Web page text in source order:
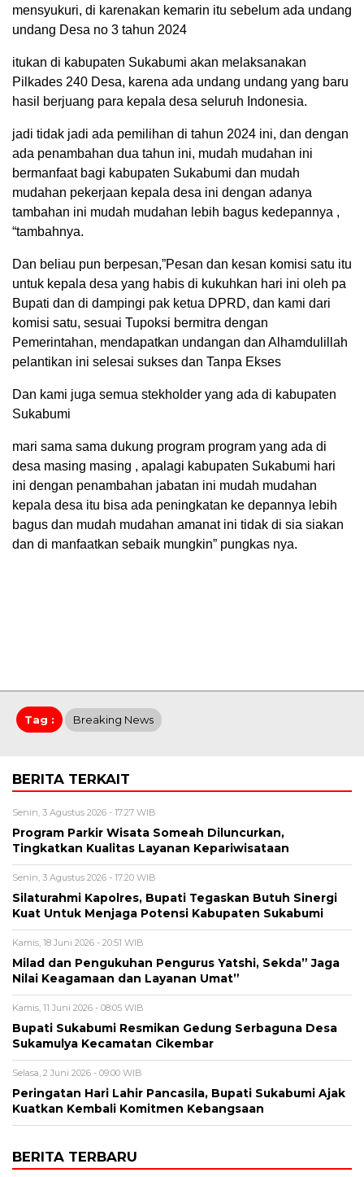
mensyukuri, di karenakan kemarin itu sebelum ada undang
undang Desa no 3 tahun 2024
itukan di kabupaten Sukabumi akan melaksanakan
Pilkades 240 Desa, karena ada undang undang yang baru
hasil berjuang para kepala desa seluruh Indonesia.
jadi tidak jadi ada pemilihan di tahun 2024 ini, dan dengan
ada penambahan dua tahun ini, mudah mudahan ini
bermanfaat bagi kabupaten Sukabumi dan mudah
mudahan pekerjaan kepala desa ini dengan adanya
tambahan ini mudah mudahan lebih bagus kedepannya ,
“tambahnya.
Dan beliau pun berpesan,”Pesan dan kesan komisi satu itu
untuk kepala desa yang habis di kukuhkan hari ini oleh pa
Bupati dan di dampingi pak ketua DPRD, dan kami dari
komisi satu, sesuai Tupoksi bermitra dengan
Pemerintahan, mendapatkan undangan dan Alhamdulillah
pelantikan ini selesai sukses dan Tanpa Ekses
Dan kami juga semua stekholder yang ada di kabupaten
Sukabumi
mari sama sama dukung program program yang ada di
desa masing masing , apalagi kabupaten Sukabumi hari
ini dengan penambahan jabatan ini mudah mudahan
kepala desa itu bisa ada peningkatan ke depannya lebih
bagus dan mudah mudahan amanat ini tidak di sia siakan
dan di manfaatkan sebaik mungkin” pungkas nya.
Tag : Breaking News
BERITA TERKAIT
Senin, 3 Agustus 2026 - 17:27 WIB
Program Parkir Wisata Someah Diluncurkan,
Tingkatkan Kualitas Layanan Kepariwisataan
Senin, 3 Agustus 2026 - 17:20 WIB
Silaturahmi Kapolres, Bupati Tegaskan Butuh Sinergi
Kuat Untuk Menjaga Potensi Kabupaten Sukabumi
Kamis, 18 Juni 2026 - 20:51 WIB
Milad dan Pengukuhan Pengurus Yatshi, Sekda” Jaga
Nilai Keagamaan dan Layanan Umat”
Kamis, 11 Juni 2026 - 08:05 WIB
Bupati Sukabumi Resmikan Gedung Serbaguna Desa
Sukamulya Kecamatan Cikembar
Selasa, 2 Juni 2026 - 09:00 WIB
Peringatan Hari Lahir Pancasila, Bupati Sukabumi Ajak
Kuatkan Kembali Komitmen Kebangsaan
BERITA TERBARU